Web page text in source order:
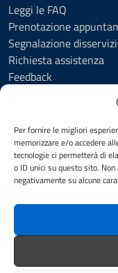
Per fornire le migliori
memorizzare e/o accedere
tecnologie ci permetterà di
o ID unici su questo sito.
negativamente su alcune
Leggi le FAQ
Prenotazione
Segnalazione
Richiesta assistenza
Feedback
Informativa privacy
Cookie Policy (UE)
Social Media Policy
Note legali
SEGUICI SU